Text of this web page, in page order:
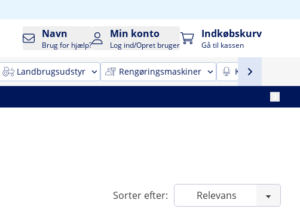
Navn
Brug for hjælp?
Min konto
Log ind/Opret bruger
Indkøbskurv
Gå til kassen
Landbrugsudstyr Rengøringsmaskiner Kontor-
Sorter efter: